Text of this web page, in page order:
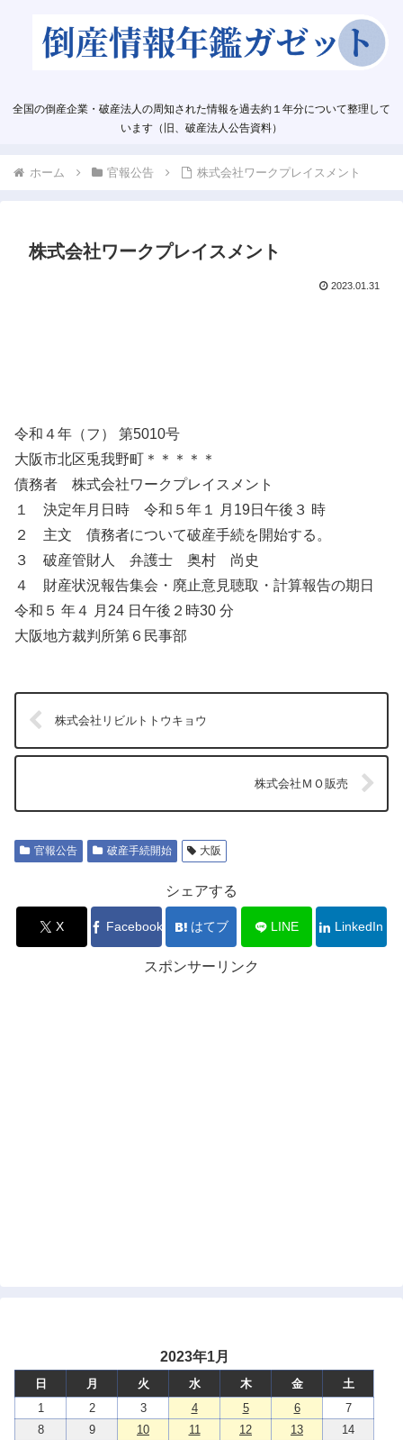
全国の倒産企業・破産法人の周知された情報を過去約１年分について整理して
います（旧、破産法人公告資料）
ホーム 官報公告 株式会社ワークプレイスメント
株式会社ワークプレイスメント
2023.01.31
令和４年（フ） 第5010号
大阪市北区兎我野町＊＊＊＊＊
債務者 株式会社ワークプレイスメント
１ 決定年月日時 令和５年１ 月19日午後３ 時
２ 主文 債務者について破産手続を開始する。
３ 破産管財人 弁護士 奥村 尚史
４ 財産状況報告集会・廃止意見聴取・計算報告の期日
令和５ 年４ 月24 日午後２時30 分
大阪地方裁判所第６民事部
株式会社リビルトトウキョウ
株式会社ＭＯ販売
官報公告 破産手続開始 大阪
シェアする
X Facebook はてブ LINE LinkedIn
スポンサーリンク
2023年1月
日 月 火 水 木 金
土
1
2 3 4 5 6
7
8
9 10 11 12 13
14